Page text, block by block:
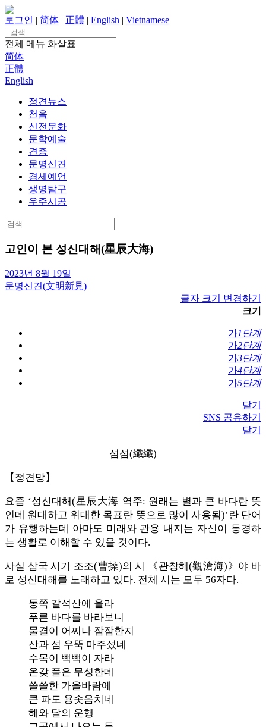
Skip
to
content
로그인 | 简体 | 正體 | English | Vietnamese
Search
for:
전체 메뉴 화살표
简体
正體
English
정견뉴스
천음
신전문화
문학예술
견증
문명신견
경세예언
생명탐구
우주시공
Search
for:
고인이 본 성신대해(星辰大海)
2023년 8월 19일
문명신견(文明新見)
글자 크기 변경하기
크기
가1단계
가2단계
가3단계
가4단계
가5단계
닫기
SNS 공유하기
닫기
섬섬(纖纖)
【정견망】
요즘 ‘성신대해(星辰大海 역주: 원래는 별과 큰 바다란 뜻
인데 원대하고 위대한 목표란 뜻으로 많이 사용됨)’란 단어
가 유행하는데 아마도 미래와 관용 내지는 자신이 동경하
는 생활로 이해할 수 있을 것이다.
사실 삼국 시기 조조(曹操)의 시 《관창해(觀滄海)》야 바
로 성신대해를 노래하고 있다. 전체 시는 모두 56자다.
동쪽 갈석산에 올라
푸른 바다를 바라보니
물결이 어찌나 잠잠한지
산과 섬 우뚝 마주섰네
수목이 빽빽이 자라
온갖 풀은 무성한데
쓸쓸한 가을바람에
큰 파도 용솟음치네
해와 달의 운행